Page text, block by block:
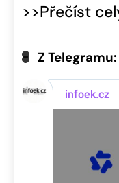
>>Přečíst
Z Telegramu: